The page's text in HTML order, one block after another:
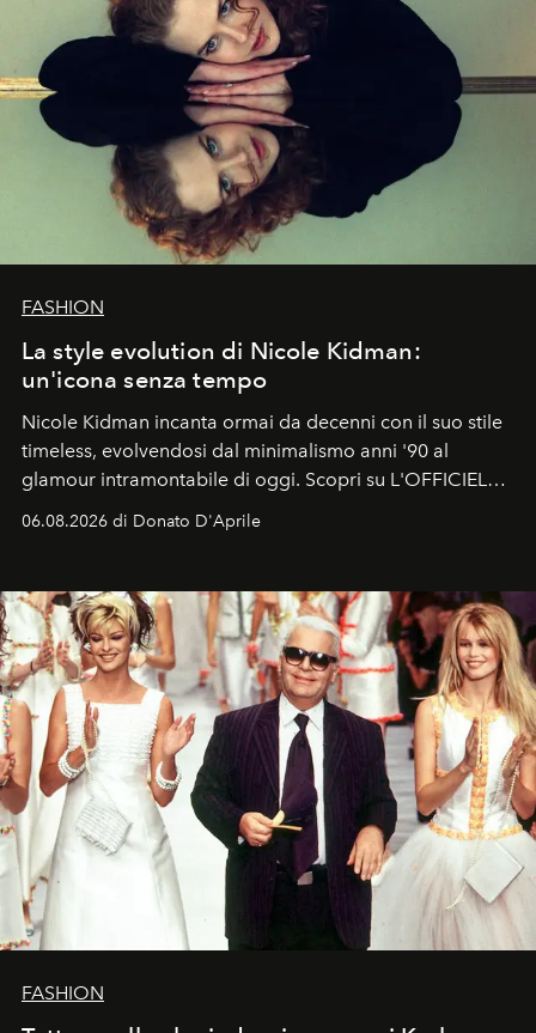
FASHION
La style evolution di Nicole Kidman:
un'icona senza tempo
Nicole Kidman incanta ormai da decenni con il suo stile
timeless, evolvendosi dal minimalismo anni '90 al
glamour intramontabile di oggi. Scopri su L'OFFICIEL
06.08.2026 di Donato D'Aprile
FASHION